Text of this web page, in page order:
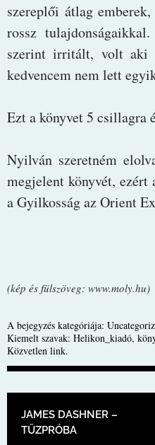
szereplői átlag
rossz
szerint irritált, volt aki
kedvencem nem lett
Ezt a könyvet 5 csillagra
Nyilván szeretném
megjelent könyvét, ezért
a Gyilkosság az Orient
(kép és fülszöveg: www.moly.hu)
A bejegyzés kategóriája:
Kiemelt szavak: Helikon_kiadó,
Közvetlen link.
BEJEGYZÉS
JAMES DASHNER –
TŰZPRÓBA